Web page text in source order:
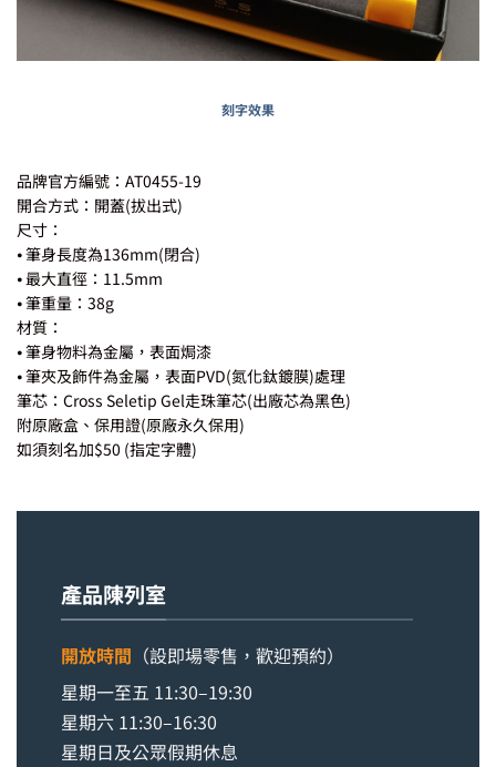
刻字效果
品牌官方編號：AT0455-19
開合方式：開蓋(拔出式)
尺寸：
⦁ 筆身長度為136mm(閉合)
⦁ 最大直徑：11.5mm
⦁ 筆重量：38g
材質：
⦁ 筆身物料為金屬，表面焗漆
⦁ 筆夾及飾件為金屬，表面PVD(氮化鈦鍍膜)處理
筆芯：Cross Seletip Gel走珠筆芯(出廠芯為黑色)
附原廠盒、保用證(原廠永久保用)
如須刻名加$50 (指定字體)
產品陳列室
開放時間 （設即場零售，歡迎預約）
星期一至五 11:30–19:30
星期六 11:30–16:30
星期日及公眾假期休息